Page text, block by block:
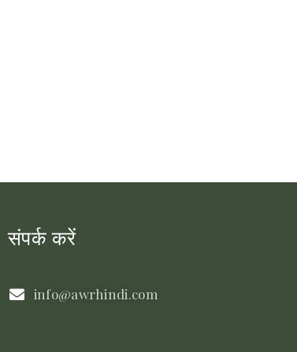
संपर्क करें
info@awrhindi.com